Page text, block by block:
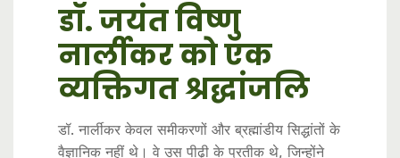
डॉ. जयंत विष्णु
नार्लीकर को एक
व्यक्तिगत श्रद्धांजलि
डॉ. नार्लीकर केवल समीकरणों और ब्रह्मांडीय सिद्धांतों के
वैज्ञानिक नहीं थे। वे उस पीढ़ी के प्रतीक थे, जिन्होंने
बढ़ती आर्थिक
असमानता: भारत के
विकास मॉडल पर
सवालिया निशान
कृत्रिम मेधा (AI):
विरोध से परिवर्तन की
ओर
कृत्रिम बुद्धिमत्ता के प्रति लोगों का विरोध दरअसल एक
नई क्रांति की दस्तक है, जहाँ चुनौतियों को अवसरों में